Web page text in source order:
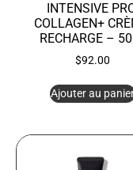
INTENSIVE
COLLAGEN+
RECHARGE –
$92.00
Ajouter au